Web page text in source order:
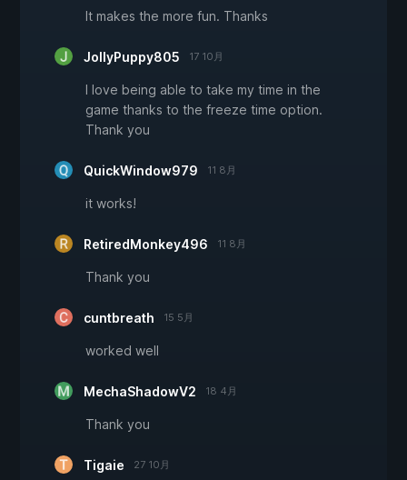
It makes the more fun. Thanks
JollyPuppy805 17 10月
I love being able to take my time in the
game thanks to the freeze time option.
Thank you
QuickWindow979 11 8月
it works!
RetiredMonkey496 11 8月
Thank you
cuntbreath 15 5月
worked well
MechaShadowV2 18 4月
Thank you
Tigaie 27 10月